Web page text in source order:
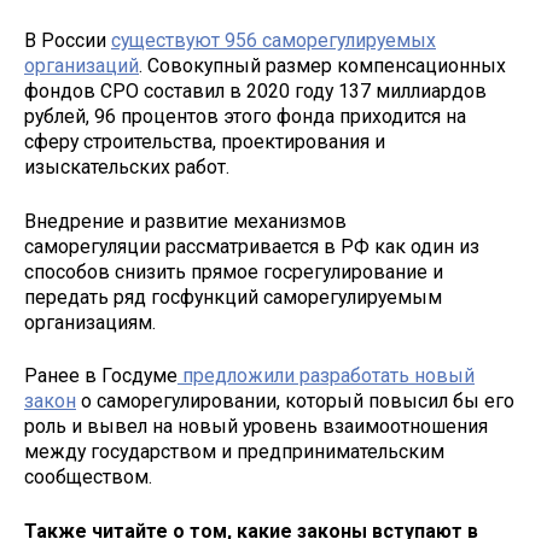
В России существуют 956 саморегулируемых
организаций. Совокупный размер компенсационных
фондов СРО составил в 2020 году 137 миллиардов
рублей, 96 процентов этого фонда приходится на
сферу строительства, проектирования и
изыскательских работ.
Внедрение и развитие механизмов
саморегуляции рассматривается в РФ как один из
способов снизить прямое госрегулирование и
передать ряд госфункций саморегулируемым
организациям.
Ранее в Госдуме предложили разработать новый
закон о саморегулировании, который повысил бы его
роль и вывел на новый уровень взаимоотношения
между государством и предпринимательским
сообществом.
Также читайте о том, какие законы вступают в